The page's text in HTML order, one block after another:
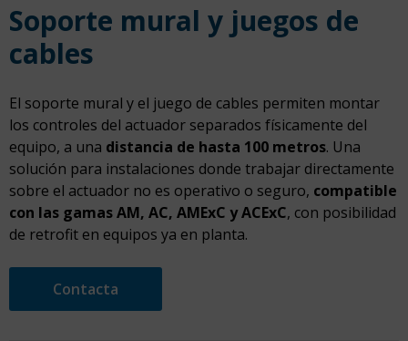
Soporte mural y juegos de
cables
El soporte mural y el juego de cables permiten montar
los controles del actuador separados físicamente del
equipo, a una distancia de hasta 100 metros. Una
solución para instalaciones donde trabajar directamente
sobre el actuador no es operativo o seguro, compatible
con las gamas AM, AC, AMExC y ACExC, con posibilidad
de retrofit en equipos ya en planta.
Contacta